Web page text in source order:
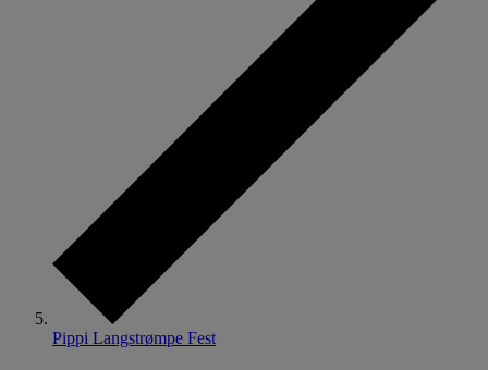
Pippi Langstrømpe Fest